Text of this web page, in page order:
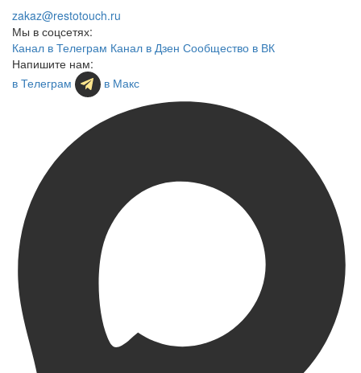
zakaz@restotouch.ru
Мы в соцсетях:
Канал в Телеграм Канал в Дзен Сообщество в ВК
Напишите нам:
в Телеграм
в Макс